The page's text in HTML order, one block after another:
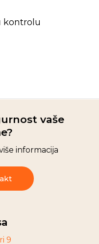
kontrolu
vaše
informacija
9